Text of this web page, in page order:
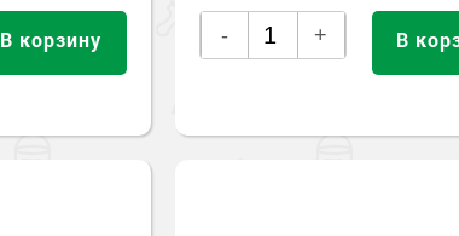
В корзину - + В